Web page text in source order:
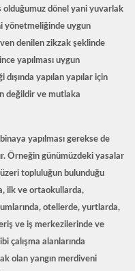
olduğumuz dönel yani yuvarlak
yönetmeliğinde uygun
denilen zikzak şeklinde
yapılması uygun
yapılan yapılar için
değildir ve mutlaka
yapılması gerekse de
Örneğin günümüzdeki yasalar
topluluğun bulunduğu
ilk ve ortaokullarda,
otellerde, yurtlarda,
ve iş merkezilerinde ve
çalışma alanlarında
olan yangın merdiveni